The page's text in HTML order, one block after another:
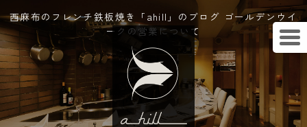
西麻布のフレンチ鉄板焼き「ahill」のブログ ゴールデンウイ
ークの営業について